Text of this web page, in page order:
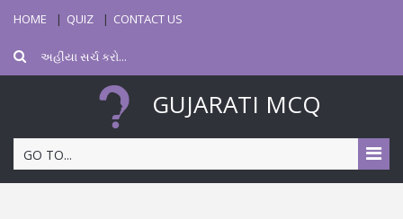
HOME QUIZ CONTACT US
GUJARATI MCQ
GO TO...